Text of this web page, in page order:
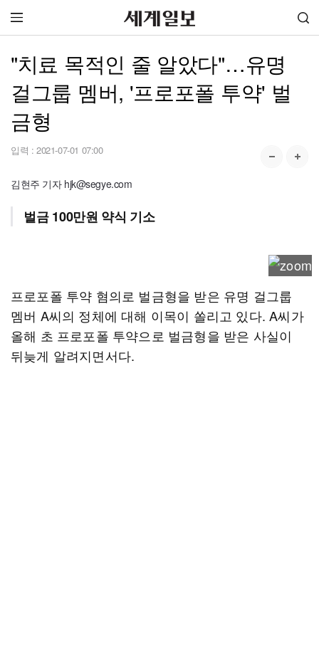
"치료 목적인 줄 알았다"…유명
걸그룹 멤버, '프로포폴 투약' 벌
금형
입력 : 2021-07-01 07:00
김현주 기자 hjk@segye.com
벌금 100만원 약식 기소
프로포폴 투약 혐의로 벌금형을 받은 유명 걸그룹
멤버 A씨의 정체에 대해 이목이 쏠리고 있다. A씨가
올해 초 프로포폴 투약으로 벌금형을 받은 사실이
뒤늦게 알려지면서다.